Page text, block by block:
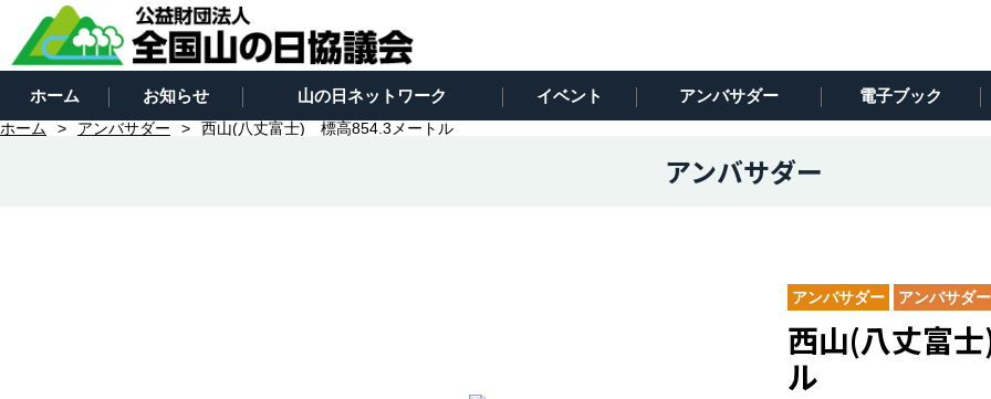
ホーム お知らせ 山の日ネットワーク イベント アンバサダー 電子ブック
ホーム アンバサダー 西山(八丈富士) 標高854.3メートル
アンバサダー
アンバサダー アンバサダー
西山(八丈富
ル